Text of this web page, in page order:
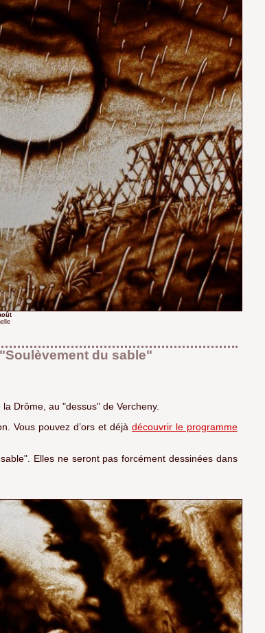
du sable"
Drôme, au "dessus" de Vercheny.
Vous pouvez d’ors et déjà découvrir le programme
Elles ne seront pas forcément dessinées dans